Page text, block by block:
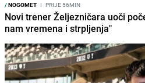
/NOGOMET I PRIJE 56MIN
Novi trener Željezničara uoči
nam vremena i strpljenja"